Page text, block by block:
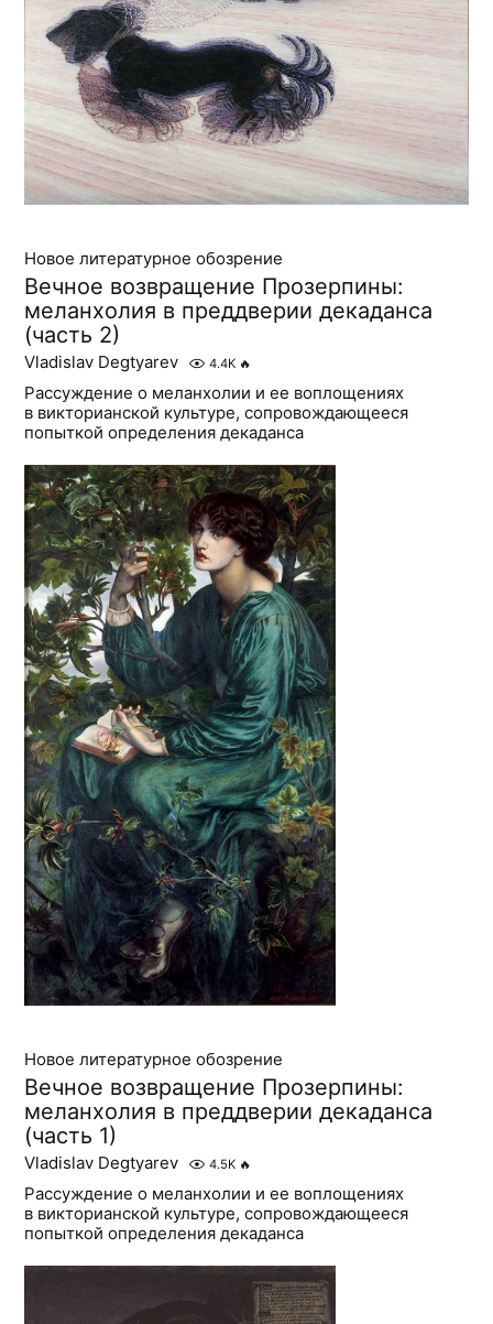
Новое литературное обозрение
Вечное возвращение Прозерпины:
меланхолия в преддверии декаданса
(часть 2)
Vladislav Degtyarev 4.4K 🔥
Рассуждение о меланхолии и ее воплощениях
в викторианской культуре, сопровождающееся
попыткой определения декаданса
Новое литературное обозрение
Вечное возвращение Прозерпины:
меланхолия в преддверии декаданса
(часть 1)
Vladislav Degtyarev 4.5K 🔥
Рассуждение о меланхолии и ее воплощениях
в викторианской культуре, сопровождающееся
попыткой определения декаданса